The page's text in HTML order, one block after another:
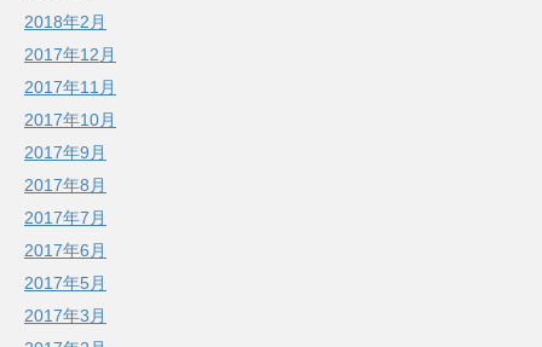
2018年2月
2017年12月
2017年11月
2017年10月
2017年9月
2017年8月
2017年7月
2017年6月
2017年5月
2017年3月